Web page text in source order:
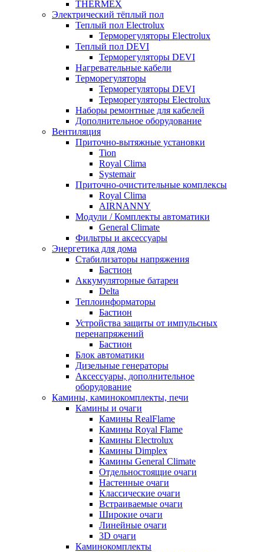
THERMEX
Электрический тёплый пол
Теплый пол Electrolux
Терморегуляторы Electrolux
Теплый пол DEVI
Терморегуляторы DEVI
Нагревательные кабели
Терморегуляторы
Терморегуляторы DEVI
Терморегуляторы Electrolux
Наборы ремонтные для кабелей
Дополнительное оборудование
Вентиляция
Приточно-вытяжные установки
Tion
Royal Clima
Systemair
Приточно-очистительные комплексы
Royal Clima
AIRNANNY
Модули / Комплекты автоматики
General Climate
Фильтры и аксессуары
Энергетика для дома
Стабилизаторы напряжения
Бастион
Аккумуляторные батареи
Delta
Теплоинформаторы
Бастион
Устройства защиты от импульсных
перенапряжений
Бастион
Блок автоматики
Дизельные генераторы
Аксессуары, дополнительное
оборудование
Камины, каминокомплекты, печи
Камины и очаги
Камины RealFlame
Камины Royal Flame
Камины Electrolux
Камины Dimplex
Камины General Climate
Отдельностоящие очаги
Настенные очаги
Классические очаги
Встраиваемые очаги
Широкие очаги
Линейные очаги
3D очаги
Каминокомплекты